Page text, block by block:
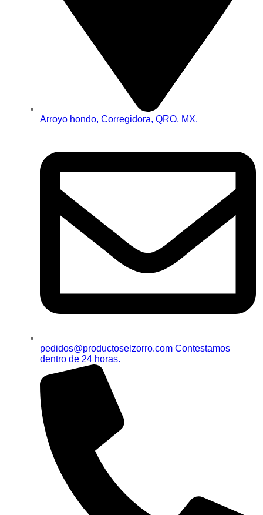
Arroyo hondo, Corregidora, QRO, MX.
pedidos@productoselzorro.com Contestamos
dentro de 24 horas.